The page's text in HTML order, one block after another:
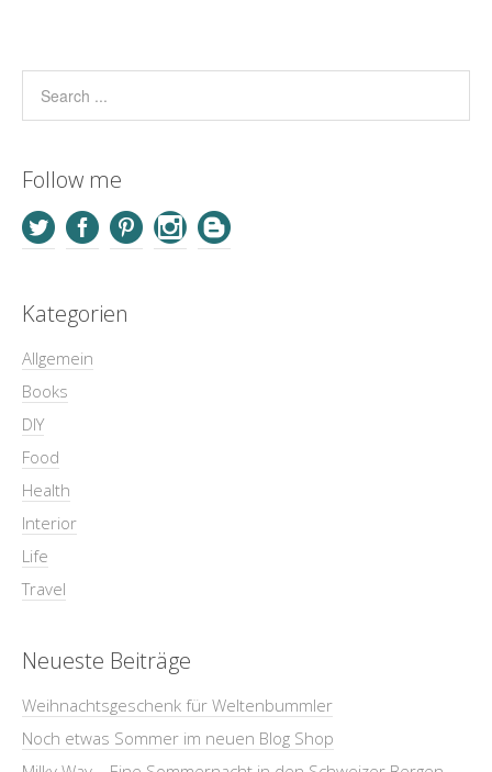
Follow me
Kategorien
Allgemein
Books
DIY
Food
Health
Interior
Life
Travel
Neueste Beiträge
Weihnachtsgeschenk für Weltenbummler
Noch etwas Sommer im neuen Blog Shop